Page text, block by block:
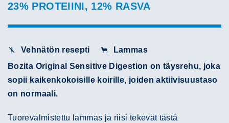
23% PROTEIINI, 12% RASVA
Vehnätön resepti
Lammas
Bozita Original Sensitive Digestion on täysrehu, joka
sopii kaikenkokoisille koirille, joiden aktiivisuustaso
on normaali.
Tuorevalmistettu lammas ja riisi tekevät tästä